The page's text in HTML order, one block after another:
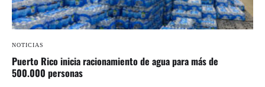
NOTICIAS
Puerto Rico inicia racionamiento de agua para más de
500.000 personas